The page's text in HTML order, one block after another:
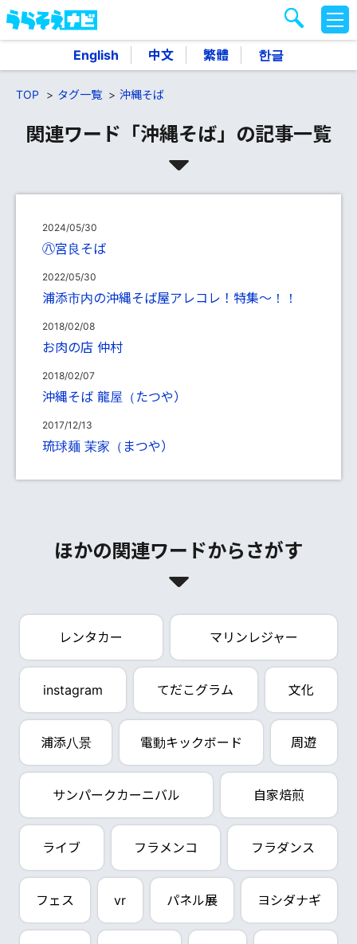
English 中文 繁體 한글
M
E
TOP タグ一覧 沖縄そば
関連ワード「沖縄そば」の記事一覧
2024/05/30
㊇宮良そば
2022/05/30
浦添市内の沖縄そば屋アレコレ！特集～！！
2018/02/08
お肉の店 仲村
2018/02/07
沖縄そば 龍屋（たつや）
2017/12/13
琉球麺 茉家（まつや）
ほかの関連ワードからさがす
レンタカー マリンレジャー
instagram てだこグラム 文化
浦添八景 電動キックボード 周遊
サンパークカーニバル 自家焙煎
ライブ フラメンコ フラダンス
フェス vr パネル展 ヨシダナギ